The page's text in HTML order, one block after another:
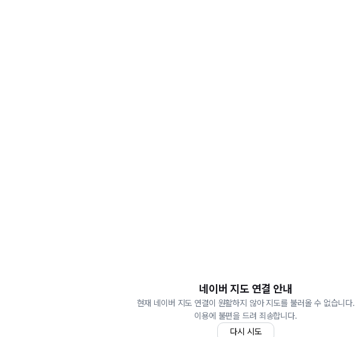
네이버 지도 연결 안내
현재 네이버 지도 연결이 원활하지 않아 지도를 불러올 수 없습니다.
이용에 불편을 드려 죄송합니다.
다시 시도